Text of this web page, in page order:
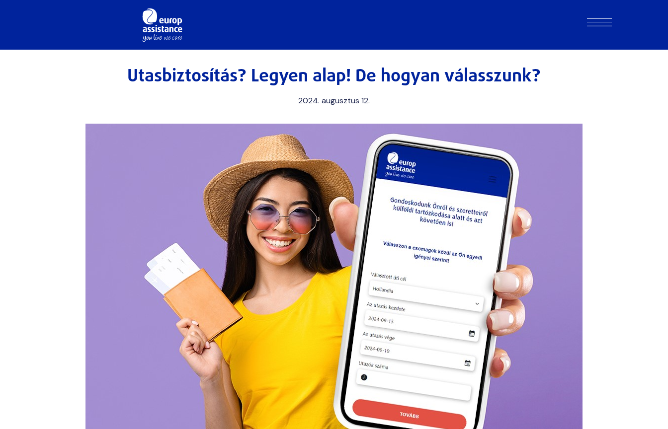
Utasbiztosítás? Legyen alap! De hogyan válasszunk?
2024. augusztus 12.